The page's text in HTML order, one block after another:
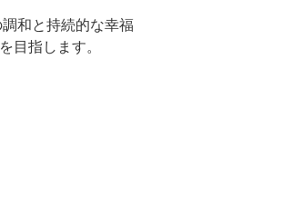
和と持続的な幸福
目指します。